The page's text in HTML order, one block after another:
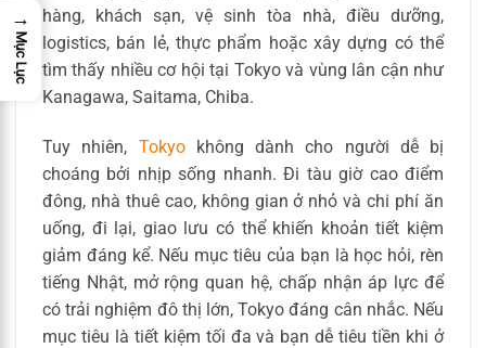
hàng, khách sạn, vệ sinh tòa nhà, điều dưỡng,
logistics, bán lẻ, thực phẩm hoặc xây dựng có thể
tìm thấy nhiều cơ hội tại Tokyo và vùng lân cận như
Kanagawa, Saitama, Chiba.
Tuy nhiên, Tokyokhông dành cho người dễ bị
choáng bởi nhịp sống nhanh. Đi tàu giờ cao điểm
đông, nhà thuê cao, không gian ở nhỏ và chi phí ăn
uống, đi lại, giao lưu có thể khiến khoản tiết kiệm
giảm đáng kể. Nếu mục tiêu của bạn là học hỏi, rèn
tiếng Nhật, mở rộng quan hệ, chấp nhận áp lực để
có trải nghiệm đô thị lớn, Tokyo đáng cân nhắc. Nếu
mục tiêu là tiết kiệm tối đa và bạn dễ tiêu tiền khi ở
→
Mục Lục